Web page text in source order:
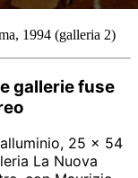
1994 (galleria 2)
gallerie fuse
25 × 54
La Nuova